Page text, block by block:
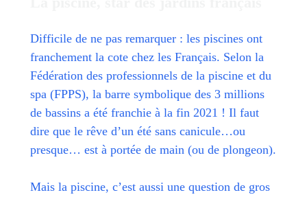
Difficile de ne pas remarquer : les piscines ont
franchement la cote chez les Français. Selon la
Fédération des professionnels de la piscine et du
spa (FPPS), la barre symbolique des 3 millions
de bassins a été franchie à la fin 2021 ! Il faut
dire que le rêve d’un été sans canicule…ou
presque… est à portée de main (ou de plongeon).
Mais la piscine, c’est aussi une question de gros